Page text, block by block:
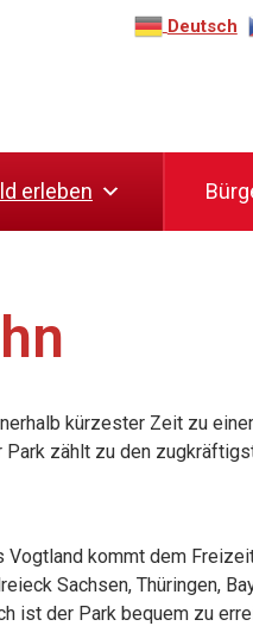
Deutsch
erleben
kürzester Zeit zu
zählt zu den
kommt dem
Sachsen, Thüringen,
ist der Park bequem zu